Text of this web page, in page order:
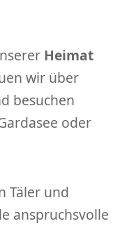
Heimat
wir über
besuchen
oder
Täler und
anspruchsvolle